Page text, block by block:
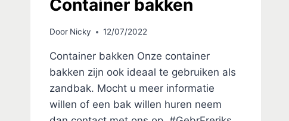
Container bakken
Door Nicky 12/07/2022
Container bakken Onze container
bakken zijn ook ideaal te gebruiken als
zandbak. Mocht u meer informatie
willen of een bak willen huren neem